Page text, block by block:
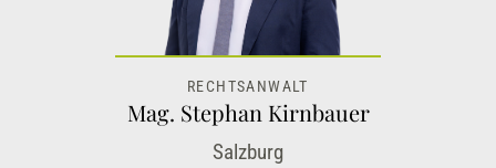
RECHTSANWALT
Mag. Stephan Kirnbauer
Salzburg